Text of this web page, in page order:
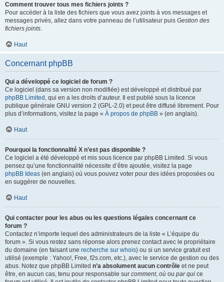
Comment trouver tous mes fichiers joints ?
Pour accéder à la liste des fichiers que vous avez joints à vos messages et
messages privés, allez dans votre panneau de l’utilisateur puis Gestion des
fichiers joints.
Haut
Concernant phpBB
Qui a développé ce logiciel de forum ?
Ce logiciel (dans sa version non modifiée) est développé et distribué par
phpBB Limited , qui en a les droits d’auteur. Il est publié sous la licence
publique générale GNU version 2 (GPL-2.0) et peut être diffusé librement. Pour
plus d’informations, visitez la page « À propos de phpBB » (en anglais).
Haut
Pourquoi la fonctionnalité X n’est pas disponible ?
Ce logiciel a été développé et mis sous licence par phpBB Limited. Si vous
pensez qu’une fonctionnalité nécessite d’être ajoutée, visitez la page
phpBB Ideas (en anglais) où vous pouvez voter pour des idées proposées ou
en suggérer de nouvelles.
Haut
Qui contacter pour les abus ou les questions légales concernant ce
forum ?
Contactez n’importe lequel des administrateurs de la liste « L’équipe du
forum ». Si vous restez sans réponse alors prenez contact avec le propriétaire
du domaine (en faisant une recherche sur whois) ou si un service gratuit est
utilisé (exemple : Yahoo!, Free, f2s.com, etc.), avec le service de gestion ou des
abus. Notez que phpBB Limited n’a absolument aucun contrôle et ne peut
être, en aucun cas, tenu pour responsable sur comment, où ou par qui ce